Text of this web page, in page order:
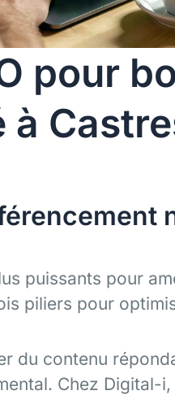
pour
puissants pour
piliers pour
du contenu
Chez Digital-